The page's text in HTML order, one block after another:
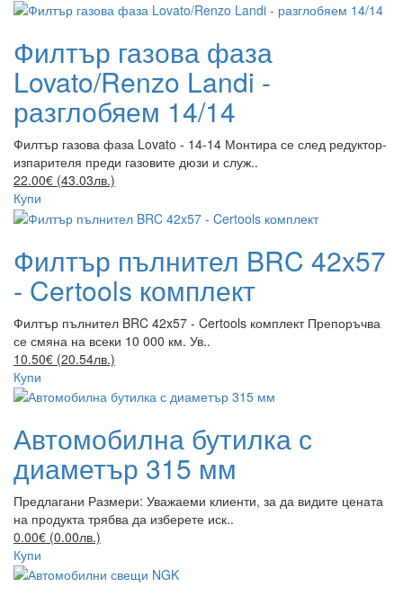
Филтър газова фаза
Lovato/Renzo Landi -
разглобяем 14/14
Филтър газова фаза Lovato - 14-14 Монтира се след редуктор-
изпарителя преди газовите дюзи и служ..
22.00€ (43.03лв.)
Купи
Филтър пълнител BRC 42x57
- Certools комплект
Филтър пълнител BRC 42x57 - Certools комплект Препоръчва
се смяна на всеки 10 000 км. Ув..
10.50€ (20.54лв.)
Купи
Автомобилна бутилка с
диаметър 315 мм
Предлагани Размери: Уважаеми клиенти, за да видите цената
на продукта трябва да изберете иск..
0.00€ (0.00лв.)
Купи